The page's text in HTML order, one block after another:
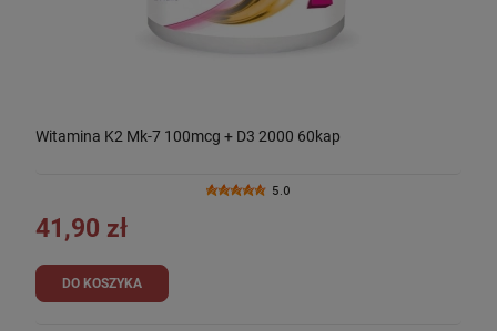
Witamina K2 Mk-7 100mcg + D3 2000 60kap
5.0
41,90 zł
DO KOSZYKA